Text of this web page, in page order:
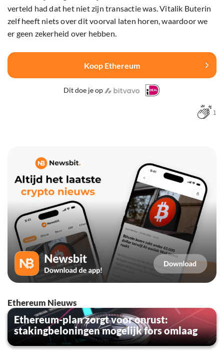
verteld had dat het niet zijn transactie was. Vitalik Buterin
zelf heeft niets over dit voorval laten horen, waardoor we
er geen zekerheid over hebben.
Koop Ethereum
Dit doe je op
1
Ethereum Nieuws
Ethereum-plan zorgt voor onrust:
stakingbeloningen mogelijk fors omlaag